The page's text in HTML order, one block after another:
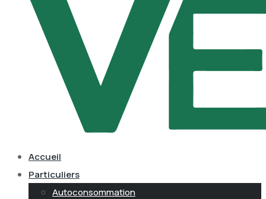
Accueil
Particuliers
Autoconsommation